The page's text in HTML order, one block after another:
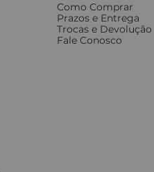
Como Comprar
Prazos e Entrega
Trocas e Devolução
Fale Conosco